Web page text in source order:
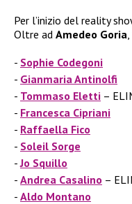
Per l’inizio del reality
Oltre ad Amedeo Goria
Sophie Codegoni
Gianmaria Antinolfi
Tommaso Eletti –
Francesca Cipriani
Raffaella Fico
Soleil Sorge
Jo Squillo
Andrea Casalino –
Aldo Montano